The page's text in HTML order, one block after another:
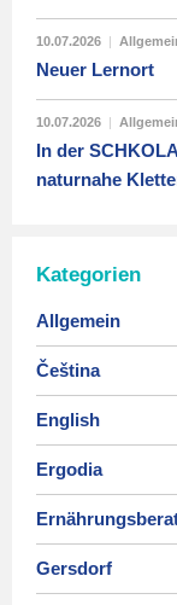
10.07.2026 |
Neuer Lernort
10.07.2026 |
In der
naturnahe
Kategorien
Allgemein
Čeština
English
Ergodia
Gersdorf